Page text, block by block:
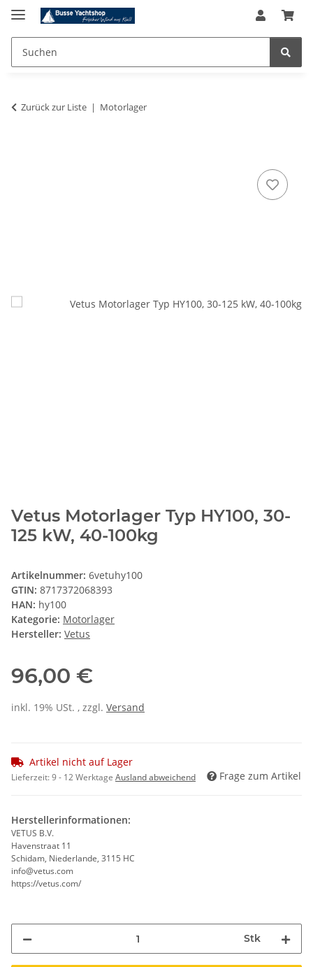
Zurück zur Liste Motorlager
Vetus Motorlager Typ HY100, 30-
125 kW, 40-100kg
Artikelnummer: 6vetuhy100
GTIN: 8717372068393
HAN: hy100
Kategorie: Motorlager
Hersteller: Vetus
96,00 €
inkl. 19% USt. , zzgl. Versand
Artikel nicht auf Lager
Lieferzeit:9 - 12 Werktage Ausland abweichend Frage zum Artikel
Herstellerinformationen:
VETUS B.V.
Havenstraat 11
Schidam, Niederlande, 3115 HC
info@vetus.com
https://vetus.com/
Stk